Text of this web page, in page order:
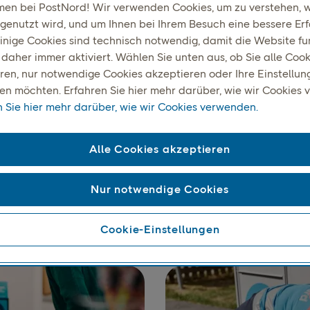
die zu
in Schweden, Norwegen, Dänemark und Finnland
über Service Points und Paketstationen und bietet
bequeme und flexible Abholmöglichkeiten zusätzlich zur
bei PostNord! Wir verwenden Cookies, um zu verstehen,
wird, und um Ihnen bei Ihrem Besuch eine bessere
Cookies sind technisch notwendig, damit die Website
immer aktiviert. Wählen Sie unten aus, ob Sie alle
nur notwendige Cookies akzeptieren oder Ihre
möchten. Erfahren Sie hier mehr darüber, wie wir Cookies
Sie hier mehr darüber, wie wir Cookies verwenden.
Cookie-Einstellungen
Nur notwendige Cookies
Alle Cookies akzeptieren